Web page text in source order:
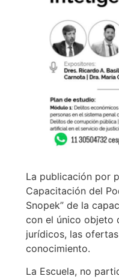
La publicación por
Capacitación del
Snopek” de la
con el único objeto
jurídicos, las
conocimiento.
La Escuela, no